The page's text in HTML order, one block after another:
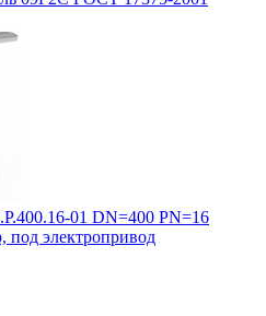
01 DN=400 PN=16
под электропривод